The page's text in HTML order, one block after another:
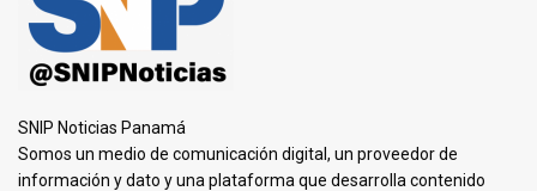
SNIP Noticias Panamá
Somos un medio de comunicación digital, un proveedor de
información y dato y una plataforma que desarrolla contenido